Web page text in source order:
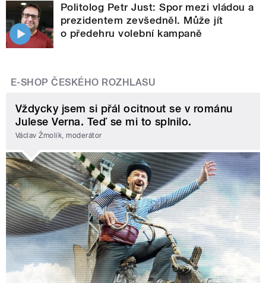
Politolog Petr Just: Spor mezi vládou a
prezidentem zevšedněl. Může jít
o předehru volební kampaně
E-SHOP ČESKÉHO ROZHLASU
Vždycky jsem si přál ocitnout se v románu
Julese Verna. Teď se mi to splnilo.
Václav Žmolík, moderátor